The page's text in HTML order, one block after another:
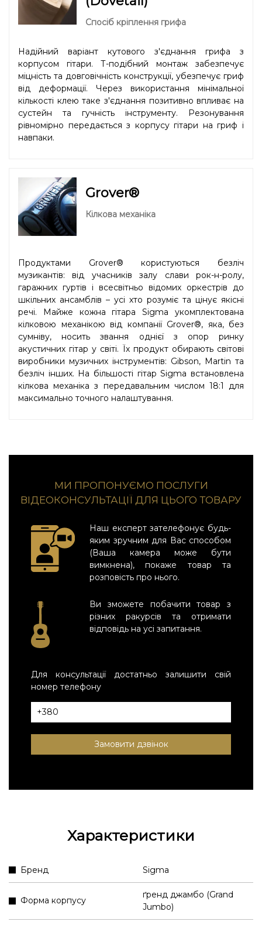
Спосіб кріплення грифа
Надійний варіант кутового з'єднання грифа з
корпусом гітари. Т-подібний монтаж забезпечує
міцність та довговічність конструкції, убезпечує гриф
від деформації. Через використання мінімальної
кількості клею таке з'єднання позитивно впливає на
сустейн та гучність інструменту. Резонування
рівномірно передається з корпусу гітари на гриф і
навпаки.
Grover®
Кілкова механіка
Продуктами Grover® користуються безліч
музикантів: від учасників залу слави рок-н-ролу,
гаражних гуртів і всесвітньо відомих оркестрів до
шкільних ансамблів – усі хто розуміє та цінує якісні
речі. Майже кожна гітара Sigma укомплектована
кілковою механікою від компанії Grover®, яка, без
сумніву, носить звання однієї з опор ринку
акустичних гітар у світі. Їх продукт обирають світові
виробники музичних інструментів: Gibson, Martin та
безліч інших. На більшості гітар Sigma встановлена
кілкова механіка з передавальним числом 18:1 для
максимально точного налаштування.
МИ ПРОПОНУЄМО ПОСЛУГИ
ВІДЕОКОНСУЛЬТАЦІЇ ДЛЯ ЦЬОГО ТОВАРУ
Наш експерт зателефонує будь-
яким зручним для Вас способом
(Ваша камера може бути
вимкнена), покаже товар та
розповість про нього.
Ви зможете побачити товар з
різних ракурсів та отримати
відповідь на усі запитання.
Для консультації достатньо залишити свій
номер телефону
Замовити дзвінок
Характеристики
Бренд Sigma
Форма корпусу
ґренд джамбо (Grand
Jumbo)